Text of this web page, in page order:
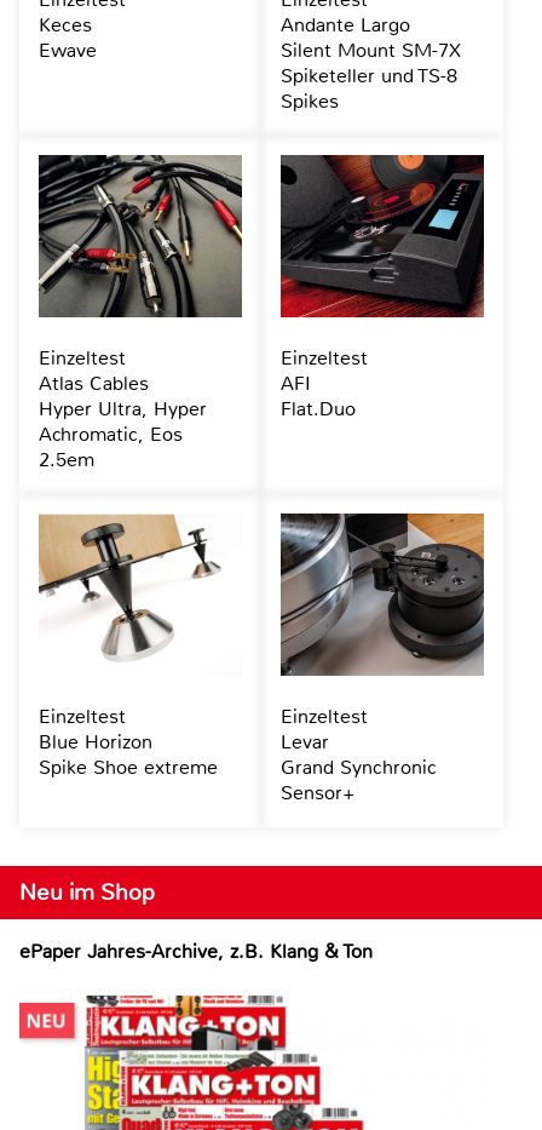
Neu im Shop
ePaper Jahres-Archive, z.B. Klang & Ton
Keces
Ewave
Andante Largo
Silent Mount SM-7X
Spiketeller und TS-8
Spikes
Einzeltest
Atlas Cables
Hyper Ultra, Hyper
Achromatic, Eos
2.5em
Einzeltest
AFI
Flat.Duo
Einzeltest
Blue Horizon
Spike Shoe extreme
Einzeltest
Levar
Grand Synchronic
Sensor+